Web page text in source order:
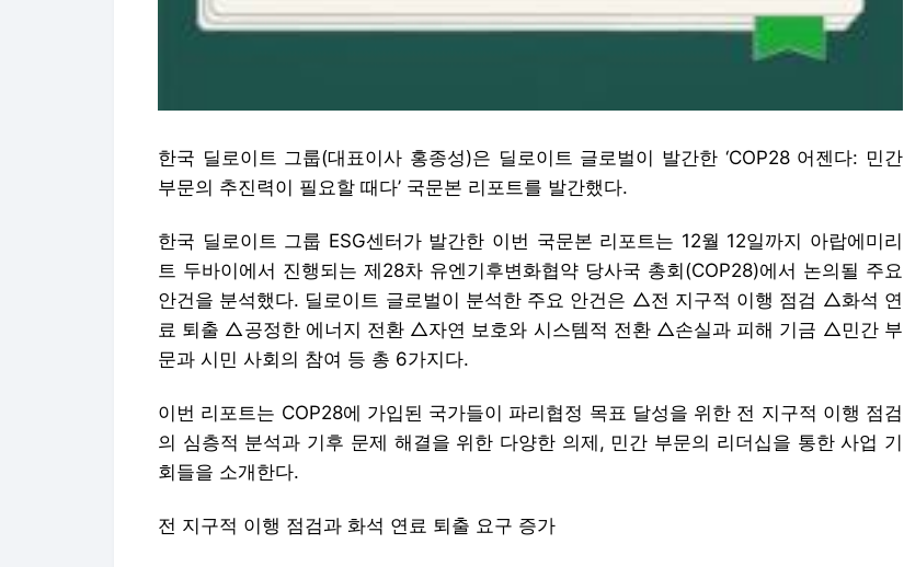
한국 딜로이트 그룹(대표이사 홍종성)은 딜로이트 글로벌이 발간한 ‘COP28 어젠다: 민간
부문의 추진력이 필요할 때다’ 국문본 리포트를 발간했다.
한국 딜로이트 그룹 ESG센터가 발간한 이번 국문본 리포트는 12월 12일까지 아랍에미리
트 두바이에서 진행되는 제28차 유엔기후변화협약 당사국 총회(COP28)에서 논의될 주요
안건을 분석했다. 딜로이트 글로벌이 분석한 주요 안건은 △전 지구적 이행 점검 △화석 연
료 퇴출 △공정한 에너지 전환 △자연 보호와 시스템적 전환 △손실과 피해 기금 △민간 부
문과 시민 사회의 참여 등 총 6가지다.
이번 리포트는 COP28에 가입된 국가들이 파리협정 목표 달성을 위한 전 지구적 이행 점검
의 심층적 분석과 기후 문제 해결을 위한 다양한 의제, 민간 부문의 리더십을 통한 사업 기
회들을 소개한다.
전 지구적 이행 점검과 화석 연료 퇴출 요구 증가